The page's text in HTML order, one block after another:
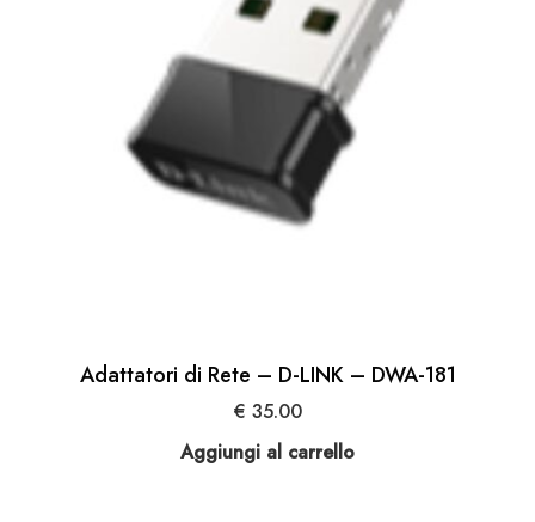
Adattatori di Rete – D-LINK – DWA-181
€ 35.00
Aggiungi al carrello